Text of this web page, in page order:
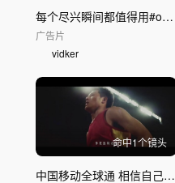
每个尽兴瞬间都值得用#oppo findx9 系列
广告片
vidker
命中1个镜头
中国移动全球通 相信自己我能